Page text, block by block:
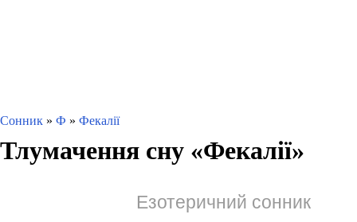
Сонник » Ф » Фекалії
Тлумачення сну «Фекалії»
Езотеричний сонник